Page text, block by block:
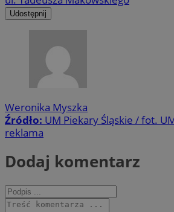
Udostępnij
Weronika Myszka
Źródło: UM Piekary Śląskie / fot.
reklama
Dodaj komentarz